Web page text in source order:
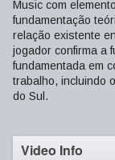
Music com
fundamentação
relação existente
jogador confirma a
fundamentada em
trabalho, incluindo
do Sul.
Video Info